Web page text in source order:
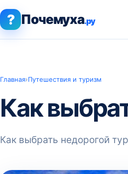
? Почемуха.ру
Главная›Путешествия и туризм
Как
Как выбрать недорогой